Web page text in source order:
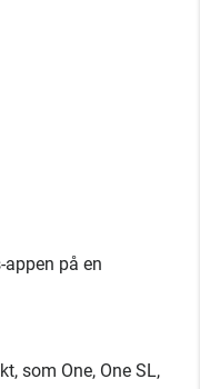
på en
som One, One SL,